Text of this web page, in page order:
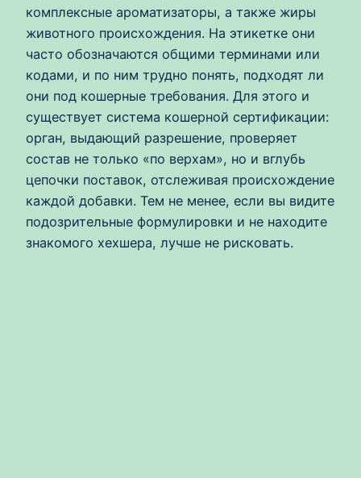
комплексные ароматизаторы, а также жиры
животного происхождения. На этикетке они
часто обозначаются общими терминами или
кодами, и по ним трудно понять, подходят ли
они под кошерные требования. Для этого и
существует система кошерной сертификации:
орган, выдающий разрешение, проверяет
состав не только «по верхам», но и вглубь
цепочки поставок, отслеживая происхождение
каждой добавки. Тем не менее, если вы видите
подозрительные формулировки и не находите
знакомого хехшера, лучше не рисковать.